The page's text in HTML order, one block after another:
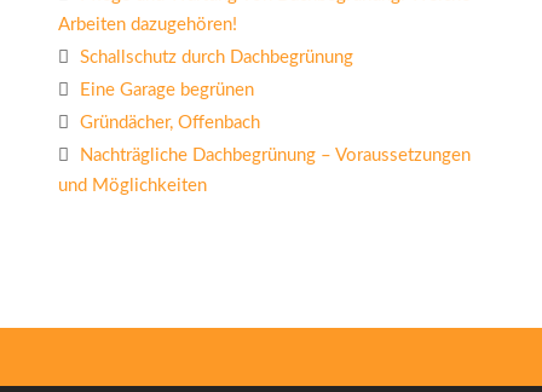
Arbeiten dazugehören!
Schallschutz durch Dachbegrünung
Eine Garage begrünen
Gründächer, Offenbach
Nachträgliche Dachbegrünung – Voraussetzungen
und Möglichkeiten